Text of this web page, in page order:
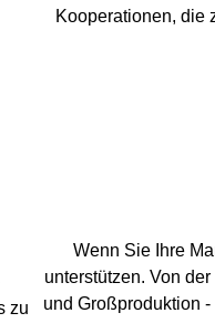
Kooperationen, die
zu
Wenn Sie Ihre
unterstützen. Von
und Großproduktion